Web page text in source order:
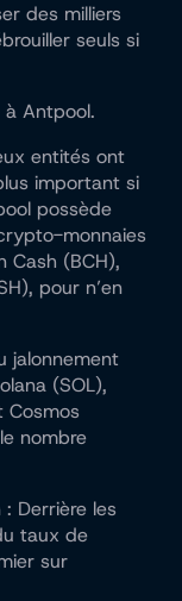
des milliers
seuls si
Antpool.
entités ont
important si
possède
monnaies
Cash (BCH),
pour n’en
jalonnement
(SOL),
Cosmos
nombre
Derrière les
taux de
sur